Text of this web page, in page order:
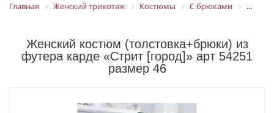
Главная Женский трикотаж Костюмы С брюками ...
Женский костюм (толстовка+брюки) из
футера карде «Стрит [город]» арт 54251
размер 46